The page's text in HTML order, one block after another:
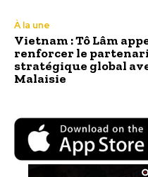
À la une
Vietnam : Tô Lâm
renforcer le
stratégique global
Malaisie